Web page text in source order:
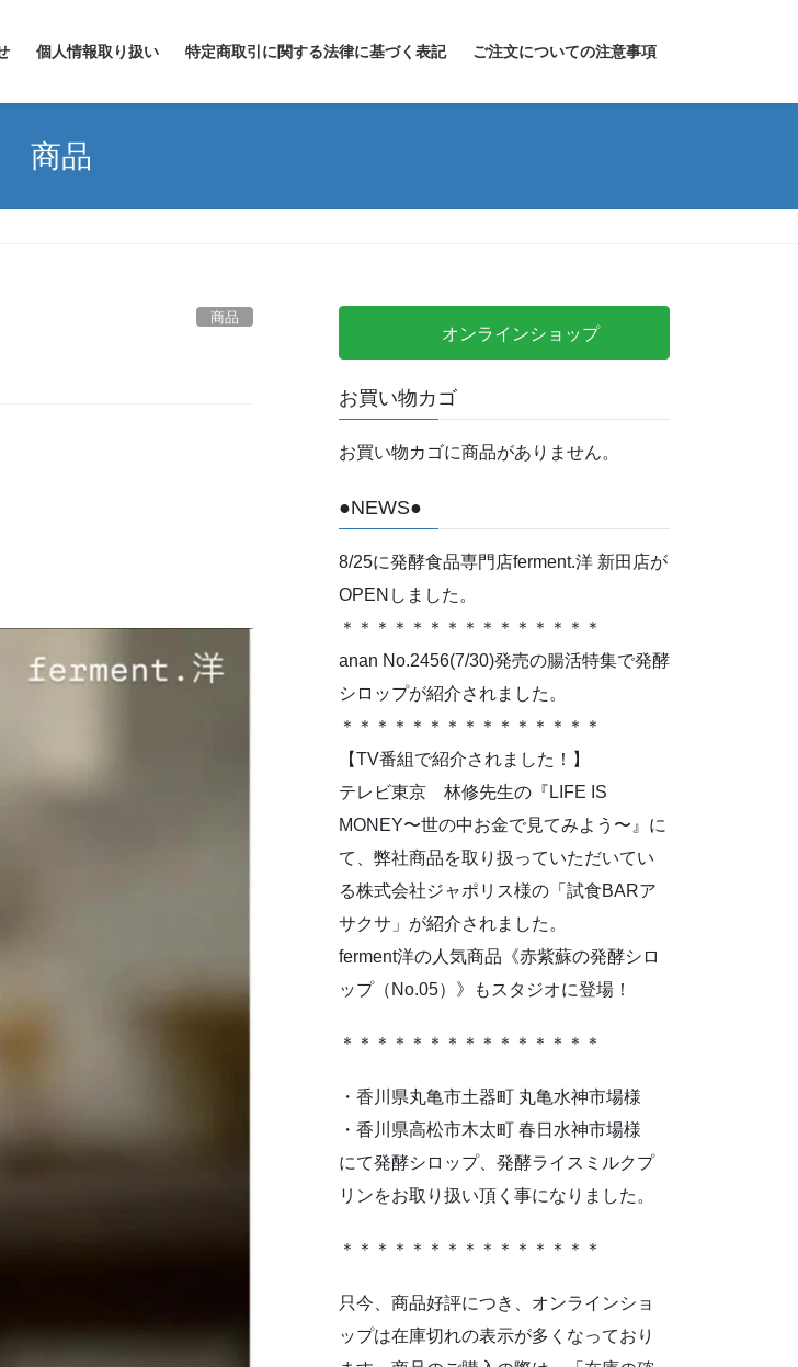
個人情報取り扱い 特定商取引に関する法律に基づく表記 ご注文についての注意事項
商品
商品
オンラインショップ
お買い物カゴ
お買い物カゴに商品がありません。
●NEWS●
8/25に発酵食品専門店ferment.洋 新田店が
OPENしました。
＊＊＊＊＊＊＊＊＊＊＊＊＊＊＊
anan No.2456(7/30)発売の腸活特集で発酵
シロップが紹介されました。
＊＊＊＊＊＊＊＊＊＊＊＊＊＊＊
【TV番組で紹介されました！】
テレビ東京 林修先生の『LIFE IS
MONEY〜世の中お金で見てみよう〜』に
て、弊社商品を取り扱っていただいてい
る株式会社ジャポリス様の「試食BARア
サクサ」が紹介されました。
ferment洋の人気商品《赤紫蘇の発酵シロ
ップ（No.05）》もスタジオに登場！
＊＊＊＊＊＊＊＊＊＊＊＊＊＊＊
・香川県丸亀市土器町 丸亀水神市場様
・香川県高松市木太町 春日水神市場様
にて発酵シロップ、発酵ライスミルクプ
リンをお取り扱い頂く事になりました。
＊＊＊＊＊＊＊＊＊＊＊＊＊＊＊
只今、商品好評につき、オンラインショ
ップは在庫切れの表示が多くなっており